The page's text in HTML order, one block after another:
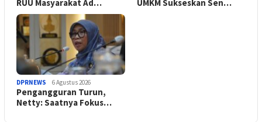
RUU Masyarakat Ad…
UMKM Sukseskan Sen…
DPRNEWS 6 Agustus 2026
Pengangguran Turun,
Netty: Saatnya Fokus…